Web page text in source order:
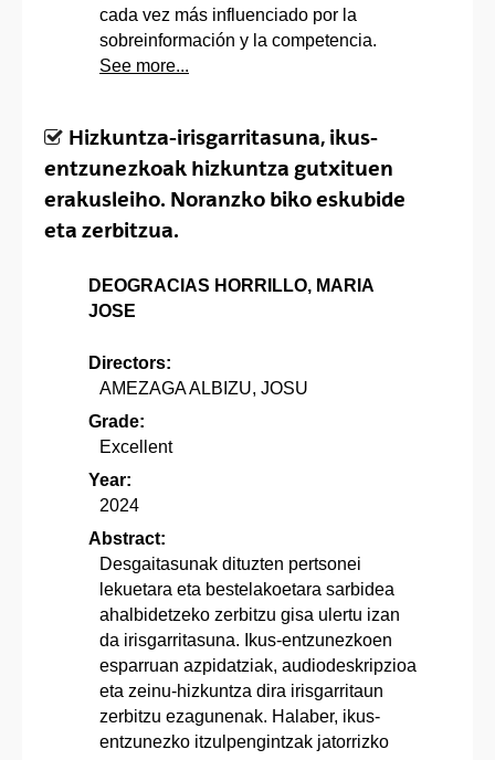
cada vez más influenciado por la
sobreinformación y la competencia.
See more...
Hizkuntza-irisgarritasuna, ikus-
entzunezkoak hizkuntza gutxituen
erakusleiho. Noranzko biko eskubide
eta zerbitzua.
DEOGRACIAS HORRILLO, MARIA
JOSE
Directors:
AMEZAGA ALBIZU, JOSU
Grade:
Excellent
Year:
2024
Abstract:
Desgaitasunak dituzten pertsonei
lekuetara eta bestelakoetara sarbidea
ahalbidetzeko zerbitzu gisa ulertu izan
da irisgarritasuna. Ikus-entzunezkoen
esparruan azpidatziak, audiodeskripzioa
eta zeinu-hizkuntza dira irisgarritaun
zerbitzu ezagunenak. Halaber, ikus-
entzunezko itzulpengintzak jatorrizko